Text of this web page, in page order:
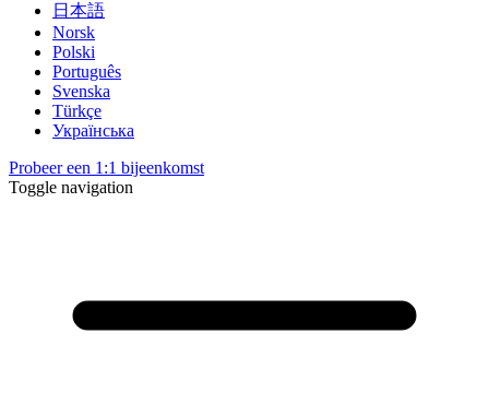
日本語
Norsk
Polski
Português
Svenska
Türkçe
Українська
Probeer een 1:1 bijeenkomst
Toggle navigation